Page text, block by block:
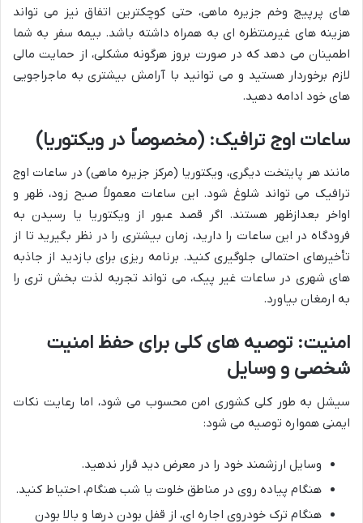
های پرپیچ وخم جزیره ماهی، حتی کوچکترین اتفاق نیز می تواند
هزینه های غیرمنتظره ای به همراه داشته باشد. بیمه سفر به شما
اطمینان می دهد که در صورت بروز هرگونه مشکلی، از حمایت مالی
لازم برخوردار هستید و می توانید با آرامش بیشتری به ماجراجویی
های خود ادامه دهید.
ساعات اوج ترافیک: (مخصوصاً در ویکتوریا)
مانند هر پایتخت دیگری، ویکتوریا (مرکز جزیره ماهی) در ساعات اوج
ترافیک می تواند شلوغ شود. این ساعات معمولاً صبح زود، ظهر و
اواخر بعدازظهر هستند. اگر قصد عبور از ویکتوریا یا رسیدن به
فرودگاه در این ساعات را دارید، زمان بیشتری را در نظر بگیرید تا از
تأخیرهای احتمالی جلوگیری کنید. برنامه ریزی برای بازدید از جاذبه
های شهری در ساعات غیر پیک، می تواند تجربه لذت بخش تری را
به ارمغان بیاورد.
امنیت: توصیه های کلی برای حفظ امنیت
شخصی و وسایل
سیشل به طور کلی کشوری امن محسوب می شود، اما رعایت نکات
ایمنی همواره توصیه می شود:
وسایل ارزشمند خود را در معرض دید قرار ندهید.
هنگام پیاده روی در مناطق خلوت یا شب هنگام، احتیاط کنید.
هنگام ترک خودروی اجاره ای، از قفل بودن درها و بالا بودن